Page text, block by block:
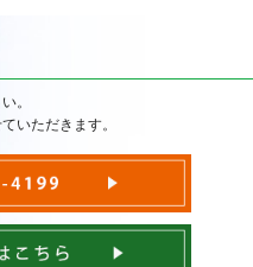
。
いただきます。